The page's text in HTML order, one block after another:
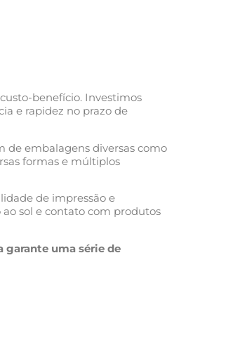
benefício. Investimos
e rapidez no prazo de
de embalagens diversas como
formas e múltiplos
de impressão e
sol e contato com produtos
garante uma série de